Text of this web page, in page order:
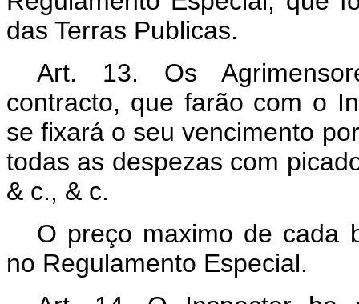
das Terras Publicas.
Art. 13. Os
contracto, que farão com o
se fixará o seu vencimento
todas as despezas com
& c., & c.
O preço maximo de cada
no Regulamento Especial.